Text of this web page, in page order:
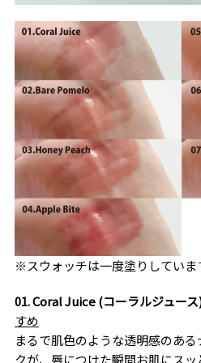
※スウォッチは一度塗りしていま
01. Coral Juice (コーラルジュー
すめ
まるで肌色のような透明感のあ
クが、唇につけた瞬間お肌にス